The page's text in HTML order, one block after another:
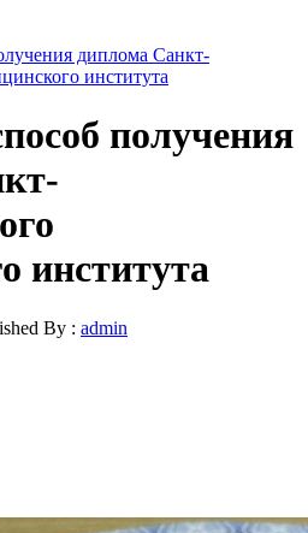
диплома Санкт-
института
получения
института
By : admin